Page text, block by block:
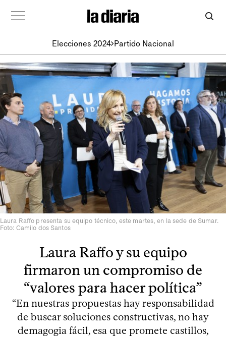
Elecciones 2024 Partido Nacional
Laura Raffo presenta su equipo técnico, este martes, en la sede de Sumar.
Foto: Camilo dos Santos
Laura Raffo y su equipo
firmaron un compromiso de
“valores para hacer política”
“En nuestras propuestas hay responsabilidad
de buscar soluciones constructivas, no hay
demagogia fácil, esa que promete castillos,